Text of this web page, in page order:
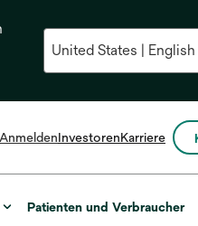
AnmeldenInvestorenKarriere
Patienten und Verbraucher